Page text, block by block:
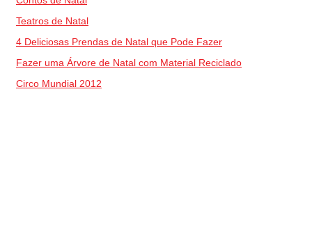
Teatros de Natal
4 Deliciosas Prendas de Natal que Pode Fazer
Fazer uma Árvore de Natal com Material Reciclado
Circo Mundial 2012